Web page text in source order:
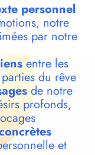
personnel
notre
par notre
entre les
du rêve
de notre
profonds,
et